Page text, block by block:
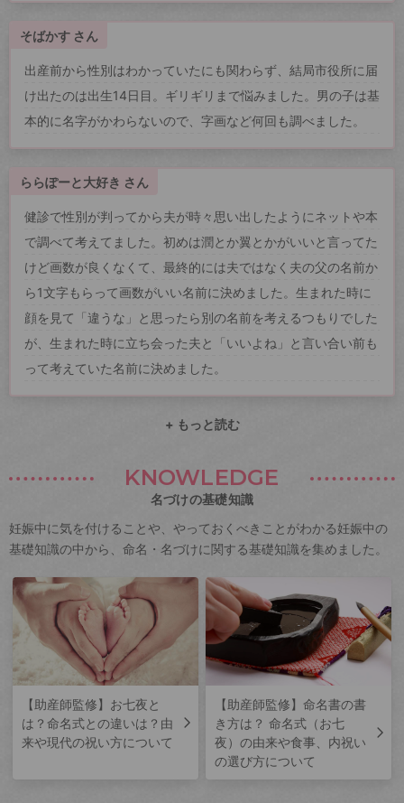
そばかす さん
出産前から性別はわかっていたにも関わらず、結局市役所に届
け出たのは出生14日目。ギリギリまで悩みました。男の子は基
本的に名字がかわらないので、字画など何回も調べました。
ららぽーと大好き さん
健診で性別が判ってから夫が時々思い出したようにネットや本
で調べて考えてました。初めは潤とか翼とかがいいと言ってた
けど画数が良くなくて、最終的には夫ではなく夫の父の名前か
ら1文字もらって画数がいい名前に決めました。生まれた時に
顔を見て「違うな」と思ったら別の名前を考えるつもりでした
が、生まれた時に立ち会った夫と「いいよね」と言い合い前も
って考えていた名前に決めました。
+ もっと読む
KNOWLEDGE
名づけの基礎知識
妊娠中に気を付けることや、やっておくべきことがわかる妊娠中の
基礎知識の中から、命名・名づけに関する基礎知識を集めました。
【助産師監修】お七夜と
は？命名式との違いは？由
来や現代の祝い方について
【助産師監修】命名書の書
き方は？ 命名式（お七
夜）の由来や食事、内祝い
の選び方について